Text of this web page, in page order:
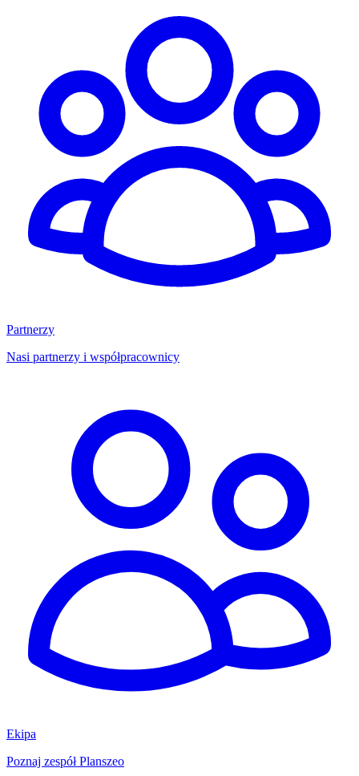
Partnerzy
Nasi partnerzy i współpracownicy
Ekipa
Poznaj zespół Planszeo